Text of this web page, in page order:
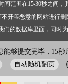
范围在15-30秒之间，
开等恶意的网站进行
们的数据库里面，同时
能够提交完毕，15秒
自动随机翻页